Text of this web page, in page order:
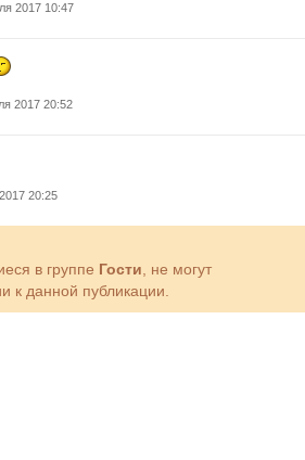
2017 10:47
2017 20:52
20:25
в группе Гости , не могут
к данной публикации.